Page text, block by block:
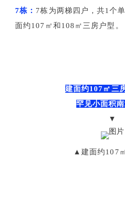
7栋： 7栋为两梯四户，共1个
面约107㎡和108㎡三房户型。
建面约107㎡三
罕见小面积
▼
▲建面约107